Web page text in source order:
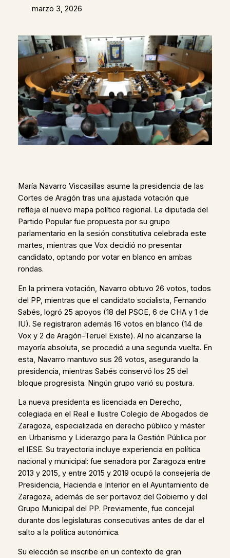
marzo 3, 2026
María Navarro Viscasillas asume la presidencia de las
Cortes de Aragón tras una ajustada votación que
refleja el nuevo mapa político regional. La diputada del
Partido Popular fue propuesta por su grupo
parlamentario en la sesión constitutiva celebrada este
martes, mientras que Vox decidió no presentar
candidato, optando por votar en blanco en ambas
rondas.
En la primera votación, Navarro obtuvo 26 votos, todos
del PP, mientras que el candidato socialista, Fernando
Sabés, logró 25 apoyos (18 del PSOE, 6 de CHA y 1 de
IU). Se registraron además 16 votos en blanco (14 de
Vox y 2 de Aragón-Teruel Existe). Al no alcanzarse la
mayoría absoluta, se procedió a una segunda vuelta. En
esta, Navarro mantuvo sus 26 votos, asegurando la
presidencia, mientras Sabés conservó los 25 del
bloque progresista. Ningún grupo varió su postura.
La nueva presidenta es licenciada en Derecho,
colegiada en el Real e Ilustre Colegio de Abogados de
Zaragoza, especializada en derecho público y máster
en Urbanismo y Liderazgo para la Gestión Pública por
el IESE. Su trayectoria incluye experiencia en política
nacional y municipal: fue senadora por Zaragoza entre
2013 y 2015, y entre 2015 y 2019 ocupó la consejería de
Presidencia, Hacienda e Interior en el Ayuntamiento de
Zaragoza, además de ser portavoz del Gobierno y del
Grupo Municipal del PP. Previamente, fue concejal
durante dos legislaturas consecutivas antes de dar el
salto a la política autonómica.
Su elección se inscribe en un contexto de gran